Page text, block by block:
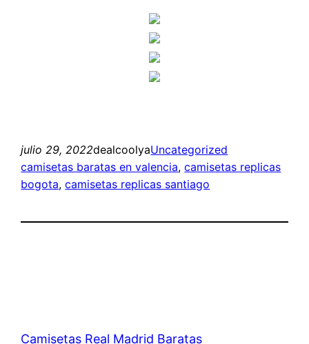
julio 29, 2022dealcoolyaUncategorized
camisetas baratas en valencia, camisetas replicas
bogota, camisetas replicas santiago
Camisetas Real Madrid Baratas